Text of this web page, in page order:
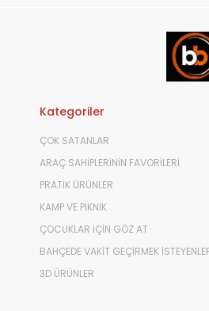
Kategoriler
ÇOK SATANLAR
ARAÇ SAHİPLERİNİN FAVORİLERİ
PRATİK ÜRÜNLER
KAMP VE PİKNİK
ÇOCUKLAR İÇİN GÖZ AT
BAHÇEDE VAKİT GEÇİRMEK
3D ÜRÜNLER